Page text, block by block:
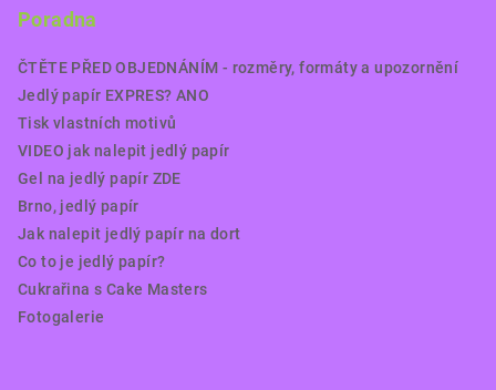
Poradna
ČTĚTE PŘED OBJEDNÁNÍM - rozměry, formáty a upozornění
Jedlý papír EXPRES? ANO
Tisk vlastních motivů
VIDEO jak nalepit jedlý papír
Gel na jedlý papír ZDE
Brno, jedlý papír
Jak nalepit jedlý papír na dort
Co to je jedlý papír?
Cukrařina s Cake Masters
Fotogalerie